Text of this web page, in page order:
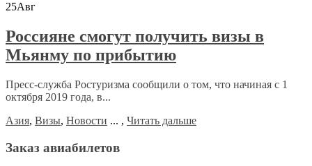
25Авг
Россияне смогут получить визы в
Мьянму по прибытию
Пресс-служба Ростуризма сообщили о том, что начиная с 1
октября 2019 года, в...
Азия, Визы, Новости ... , Читать дальше
Заказ авиабилетов